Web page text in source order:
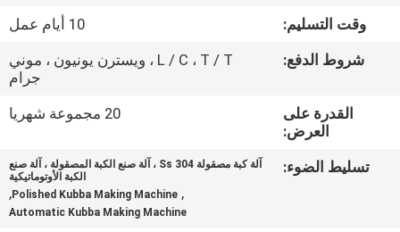
مراقبة
الجودة
اتصل
وقت التسليم:
10 أيام عمل
شروط الدفع:
L / C ، T / T ، ويسترن يونيون ، موني
جرام
القدرة على
العرض:
20 مجموعة شهريا
تسليط الضوء:
آلة كبة مصقولة 304 Ss ، آلة صنع الكبة المصقولة ، آلة صنع
الكبة الأوتوماتيكية
,
Polished Kubba Making Machine
,
Automatic Kubba Making Machine